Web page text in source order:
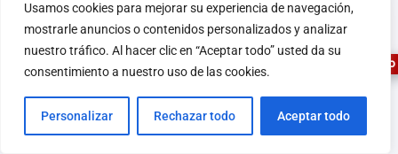
Usamos cookies para mejorar su experiencia de navegación,
mostrarle anuncios o contenidos personalizados y analizar
nuestro tráfico. Al hacer clic en “Aceptar todo” usted da su
consentimiento a nuestro uso de las cookies.
Personalizar Rechazar todo Aceptar todo
Filtrar Precio:
ASESOR FERRETERO